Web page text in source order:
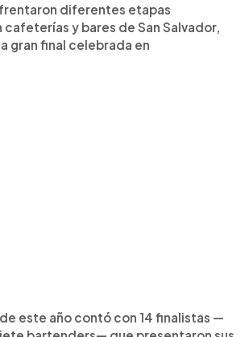
diferentes etapas
y bares de San Salvador,
gran final celebrada en
este año contó con 14 finalistas —